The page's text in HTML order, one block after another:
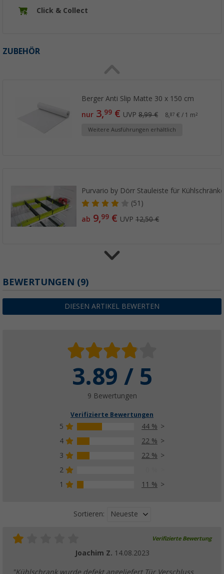
Click & Collect
ZUBEHÖR
Berger Anti Slip Matte 30 x 150 cm
nur 3,99 € UVP8,99 € 8,87 € / 1 m²
Weitere Ausführungen erhältlich
Purvario by Dörr Stauleiste für
(51)
ab 9,99 € UVP12,50 €
Berger Anti Slip Matte
ab 3,99€ UVP8,99 €
Purvario by Dörr Stauleiste für
(51)
ab9,99€UVP12,50 €
GOK Gasschlauch Mitteldruck beidseitig G1
Überwurfmutter PS 10 bar
ab
BEWERTUNGEN (9)
DIESEN ARTIKEL BEWERTEN
3.89 / 5
9 Bewertungen
Verifizierte Bewertungen
5
44 %
4
22 %
3
22 %
2
1
11 %
Sortieren: Neueste
Verifizierte Bewertung
Joachim Z. 14.08.2023
"Kühlschrank wurde defekt angeliefert Tür Verschluss